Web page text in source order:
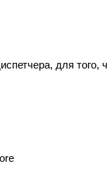
для